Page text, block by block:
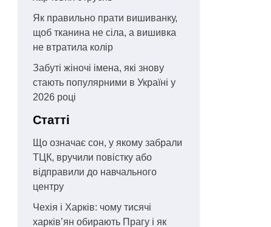
Як правильно прати вишиванку,
щоб тканина не сіла, а вишивка
не втратила колір
Забуті жіночі імена, які знову
стають популярними в Україні у
2026 році
Статті
Що означає сон, у якому забрали
ТЦК, вручили повістку або
відправили до навчального
центру
Чехія і Харків: чому тисячі
харків’ян обирають Прагу і як